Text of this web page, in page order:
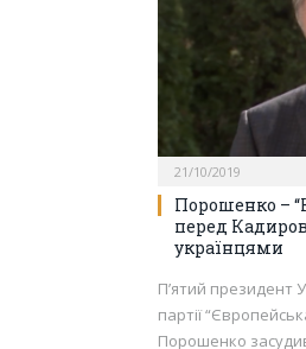
21/10/2019
Порошенко –
перед
українцями
П’ятий президент
партії
Порошенко